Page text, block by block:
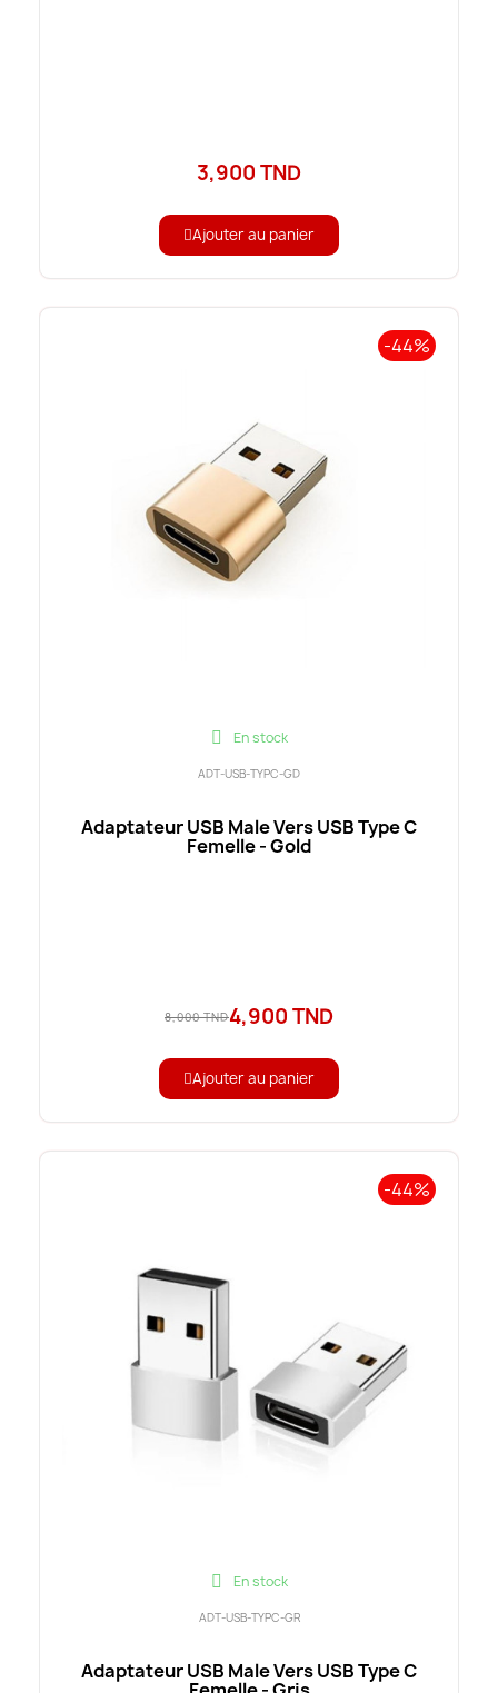
3,900 TND
Ajouter au panier
-44%
En stock
ADT-USB-TYPC-GD
Adaptateur USB Male Vers USB Type C
Femelle - Gold
8,000 TND4,900 TND
Ajouter au panier
-44%
En stock
ADT-USB-TYPC-GR
Adaptateur USB Male Vers USB Type C